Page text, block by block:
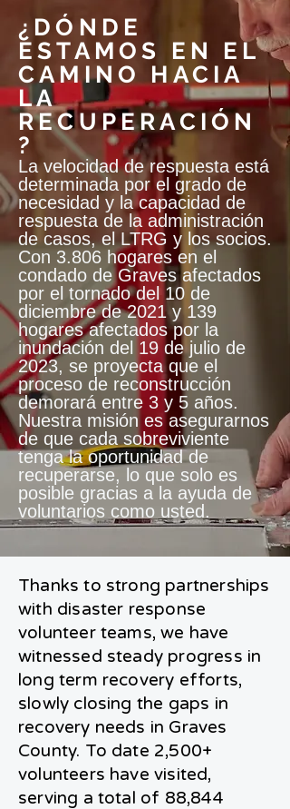
¿DÓNDE
ESTAMOS EN EL
CAMINO HACIA
LA
RECUPERACIÓN
?
La velocidad de respuesta está
determinada por el grado de
necesidad y la capacidad de
respuesta de la administración
de casos, el LTRG y los socios.
Con 3.806 hogares en el
condado de Graves afectados
por el tornado del 10 de
diciembre de 2021 y 139
hogares afectados por la
inundación del 19 de julio de
2023, se proyecta que el
proceso de reconstrucción
demorará entre 3 y 5 años.
Nuestra misión es asegurarnos
de que cada sobreviviente
tenga la oportunidad de
recuperarse, lo que solo es
posible gracias a la ayuda de
voluntarios como usted.
Thanks to strong partnerships
with disaster response
volunteer teams, we have
witnessed steady progress in
long term recovery efforts,
slowly closing the gaps in
recovery needs in Graves
County. To date 2,500+
volunteers have visited,
serving a total of 88,844